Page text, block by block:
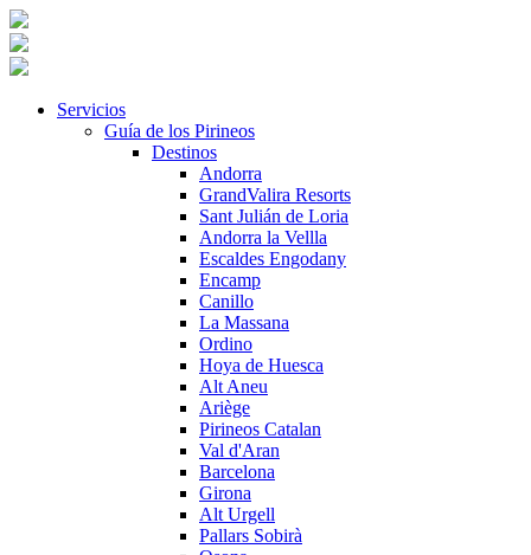
Servicios
Guía de los Pirineos
Destinos
Andorra
GrandValira Resorts
Sant Julián de Loria
Andorra la Vellla
Escaldes Engodany
Encamp
Canillo
La Massana
Ordino
Hoya de Huesca
Alt Aneu
Ariège
Pirineos Catalan
Val d'Aran
Barcelona
Girona
Alt Urgell
Pallars Sobirà